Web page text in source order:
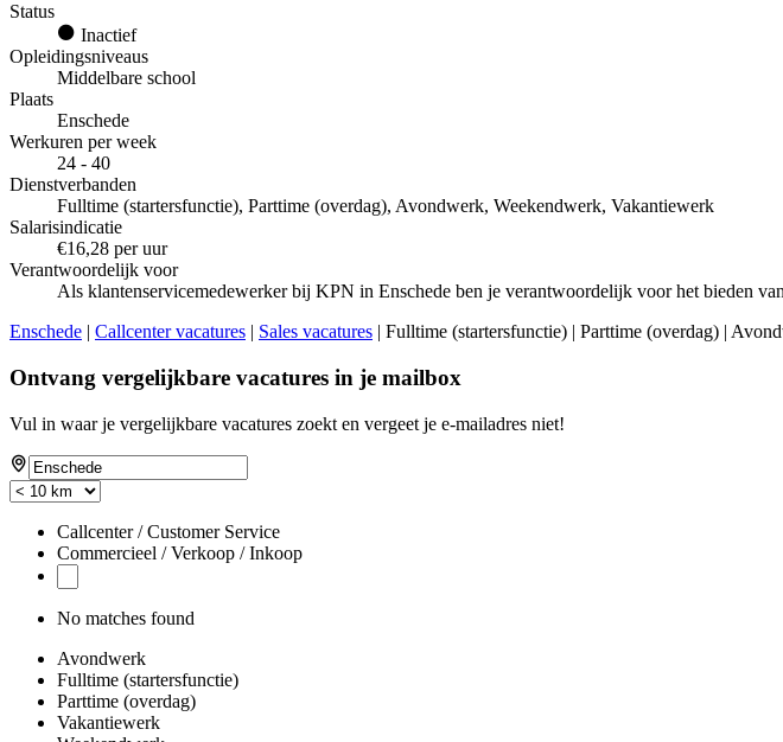
Status
Inactief
Opleidingsniveaus
Middelbare school
Plaats
Enschede
Werkuren per week
24 - 40
Dienstverbanden
Fulltime (startersfunctie), Parttime (overdag), Avondwerk, Weekendwerk, Vakantiewerk
Salarisindicatie
€16,28 per uur
Verantwoordelijk voor
Als klantenservicemedewerker bij KPN in Enschede ben je verantwoordelijk voor het bieden
Enschede | Callcenter vacatures | Sales vacatures | Fulltime (startersfunctie) | Parttime (overdag) |
Ontvang vergelijkbare vacatures in je mailbox
Vul in waar je vergelijkbare vacatures zoekt en vergeet je e-mailadres niet!
Callcenter / Customer Service
Commercieel / Verkoop / Inkoop
No matches found
Avondwerk
Fulltime (startersfunctie)
Parttime (overdag)
Vakantiewerk